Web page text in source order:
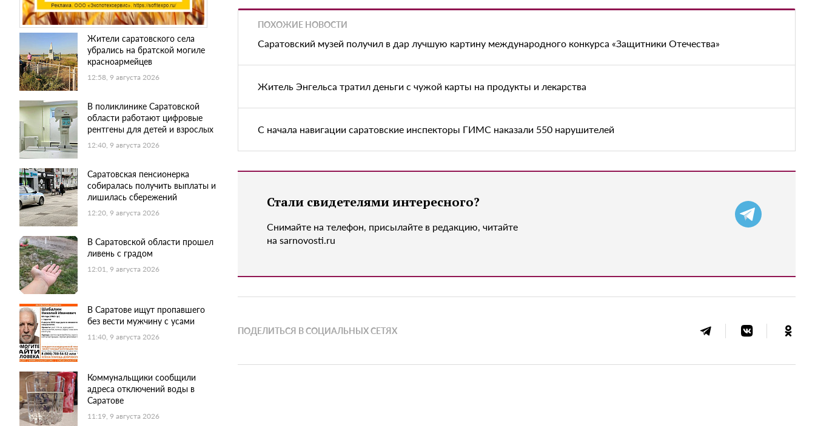
Жители саратовского села
убрались на братской могиле
красноармейцев
12:58, 9 августа 2026
В поликлинике Саратовской
области работают цифровые
рентгены для детей и взрослых
12:40, 9 августа 2026
Саратовская пенсионерка
собиралась получить выплаты и
лишилась сбережений
12:20, 9 августа 2026
В Саратовской области прошел
ливень с градом
12:01, 9 августа 2026
В Саратове ищут пропавшего
без вести мужчину с усами
11:40, 9 августа 2026
Коммунальщики сообщили
адреса отключений воды в
Саратове
11:19, 9 августа 2026
ПОХОЖИЕ НОВОСТИ
Саратовский музей получил в дар лучшую картину международного конкурса «Защитники Отечества»
Житель Энгельса тратил деньги с чужой карты на продукты и лекарства
С начала навигации саратовские инспекторы ГИМС наказали 550 нарушителей
Стали свидетелями интересного?
Снимайте на телефон, присылайте в редакцию, читайте
на sarnovosti.ru
ПОДЕЛИТЬСЯ В СОЦИАЛЬНЫХ СЕТЯХ